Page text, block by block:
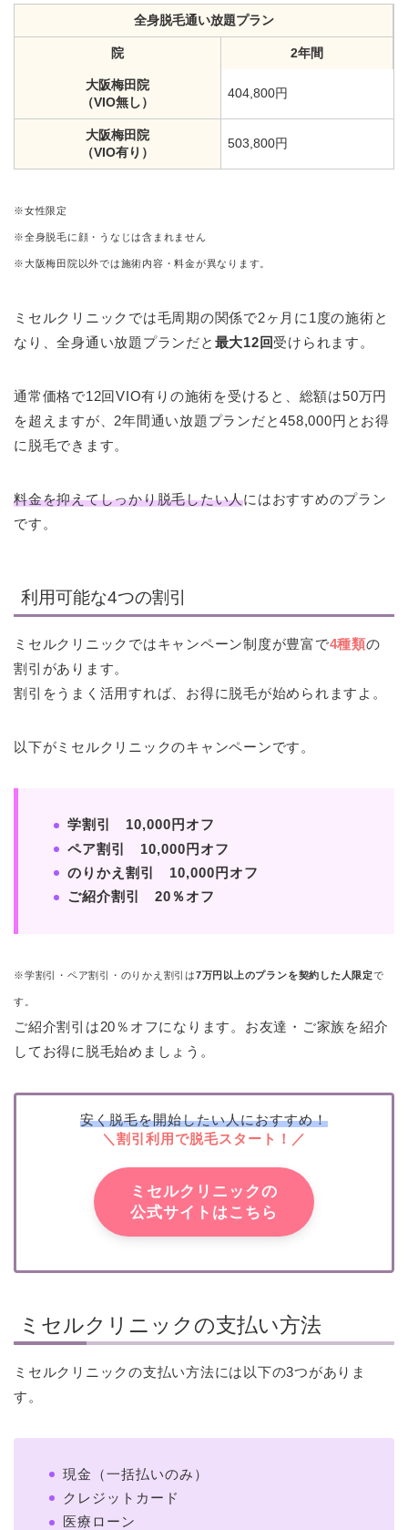
全身脱毛通い放題プラン
院 2年間
大阪梅田院
（VIO無し）
404,800円
大阪梅田院
（VIO有り）
503,800円
※女性限定
※全身脱毛に顔・うなじは含まれません
※大阪梅田院以外では施術内容・料金が異なります。
ミセルクリニックでは毛周期の関係で2ヶ月に1度の施術と
なり、全身通い放題プランだと 最大12回受けられます。
通常価格で12回VIO有りの施術を受けると、総額は50万円
を超えますが、2年間通い放題プランだと458,000円とお得
に脱毛できます。
料金を抑えてしっかり脱毛したい人にはおすすめのプラン
です。
利用可能な4つの割引
ミセルクリニックではキャンペーン制度が豊富で4種類の
割引があります。
割引をうまく活用すれば、お得に脱毛が始められますよ。
以下がミセルクリニックのキャンペーンです。
学割引 10,000円オフ
ペア割引 10,000円オフ
のりかえ割引 10,000円オフ
ご紹介割引 20％オフ
※学割引・ペア割引・のりかえ割引は7万円以上のプランを契約した人限定で
す。
ご紹介割引は20％オフになります。お友達・ご家族を紹介
してお得に脱毛始めましょう。
安く脱毛を開始したい人におすすめ！
＼割引利用で脱毛スタート！／
ミセルクリニックの
公式サイトはこちら
ミセルクリニックの支払い方法
ミセルクリニックの支払い方法には以下の3つがありま
す。
現金（一括払いのみ）
クレジットカード
医療ローン